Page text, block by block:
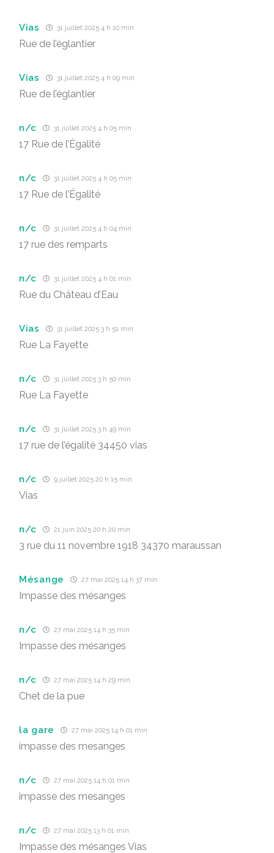
Vias 31 juillet 2025 4 h 10 min
Rue de l’églantier
Vias 31 juillet 2025 4 h 09 min
Rue de l’églantier
n/c 31 juillet 2025 4 h 05 min
17 Rue de l’Égalité
n/c 31 juillet 2025 4 h 05 min
17 Rue de l’Égalité
n/c 31 juillet 2025 4 h 04 min
17 rue des remparts
n/c 31 juillet 2025 4 h 01 min
Rue du Château d’Eau
Vias 31 juillet 2025 3 h 51 min
Rue La Fayette
n/c 31 juillet 2025 3 h 50 min
Rue La Fayette
n/c 31 juillet 2025 3 h 49 min
17 rue de l’égalité 34450 vias
n/c 9 juillet 2025 20 h 15 min
Vias
n/c 21 juin 2025 20 h 20 min
3 rue du 11 novembre 1918 34370 maraussan
Mésange 27 mai 2025 14 h 37 min
Impasse des mésanges
n/c 27 mai 2025 14 h 35 min
Impasse des mésanges
n/c 27 mai 2025 14 h 29 min
Chet de la pue
la gare 27 mai 2025 14 h 01 min
impasse des mesanges
n/c 27 mai 2025 14 h 01 min
impasse des mesanges
n/c 27 mai 2025 13 h 01 min
Impasse des mésanges Vias